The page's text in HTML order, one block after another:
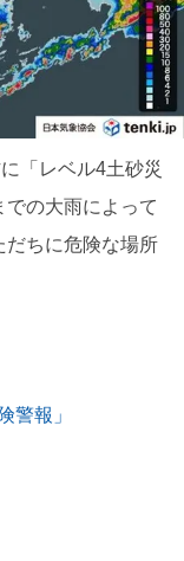
「レベル4土砂災
の大雨によって
だちに危険な場所
警報」